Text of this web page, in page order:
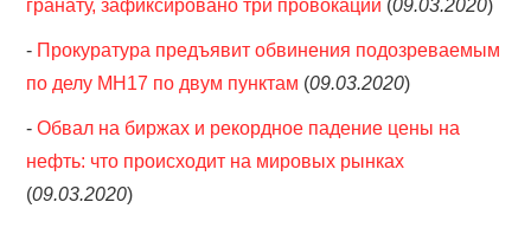
гранату, зафиксировано три провокации (09.03.2020)
- Прокуратура предъявит обвинения подозреваемым
по делу MH17 по двум пунктам (09.03.2020)
-Обвал на биржах и рекордное падение цены на
нефть: что происходит на мировых рынках
(09.03.2020)